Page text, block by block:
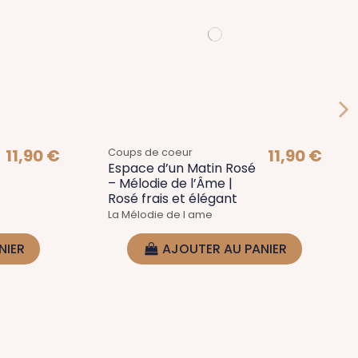
11,90 € Coups de coeur
Espace d’un Matin Rosé
– Mélodie de l’Âme |
Rosé frais et élégant
La Mélodie de l ame
11,90 €
AJOUTER AU PANIER